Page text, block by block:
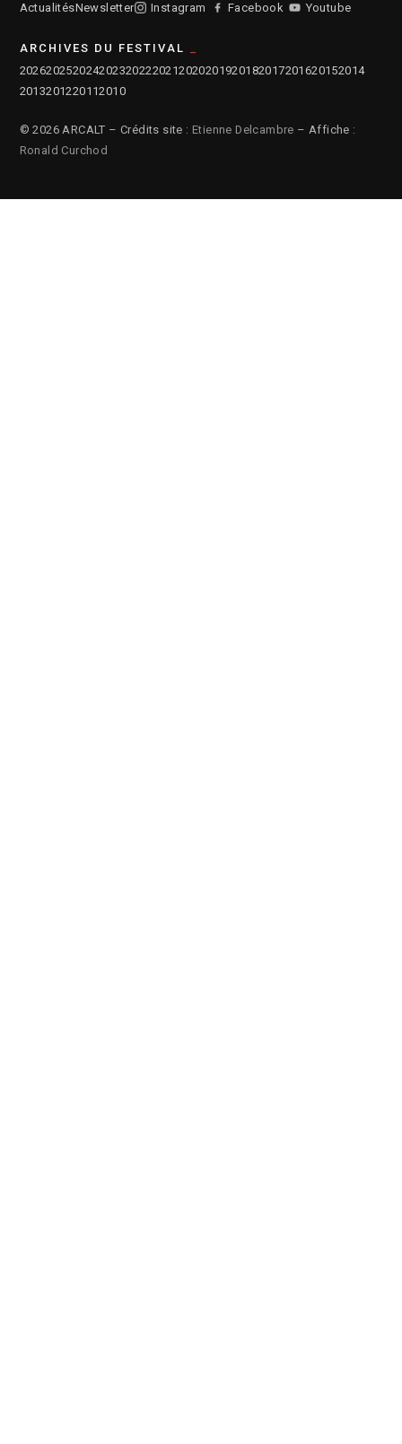
ActualitésNewsletter Instagram Facebook Youtube
ARCHIVES DU FESTIVAL
2026202520242023202220212020201920182017201620152014
2013201220112010
© 2026 ARCALT – Crédits site : Etienne Delcambre – Affiche :
Ronald Curchod